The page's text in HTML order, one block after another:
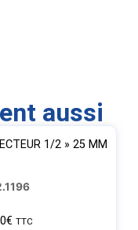
aussi
1/2 » 25 MM
€ TTC